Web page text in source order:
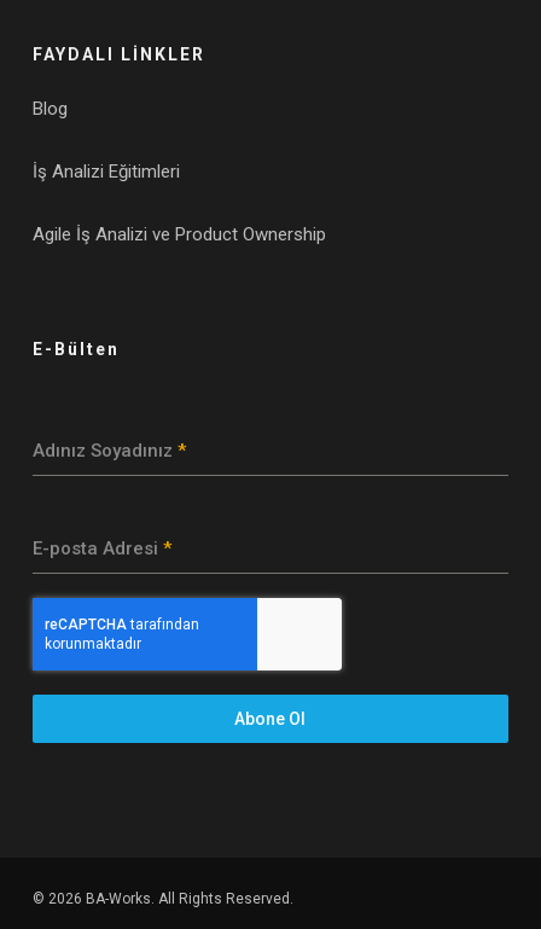
FAYDALI LİNKLER
Blog
İş Analizi Eğitimleri
Agile İş Analizi ve Product Ownership
E-Bülten
Adınız Soyadınız *
E-posta Adresi *
Abone Ol
© 2026 BA-Works. All Rights Reserved.